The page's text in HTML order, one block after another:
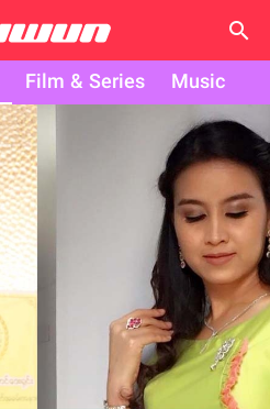
search
Film & Series Music